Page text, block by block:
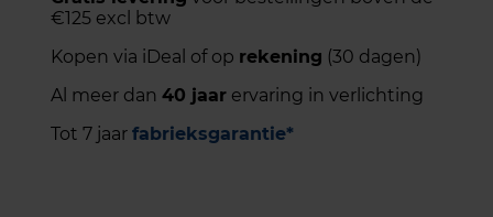
€125 excl btw
Kopen via iDeal of op rekening (30 dagen)
Al meer dan 40 jaar ervaring in verlichting
Tot 7 jaar fabrieksgarantie*